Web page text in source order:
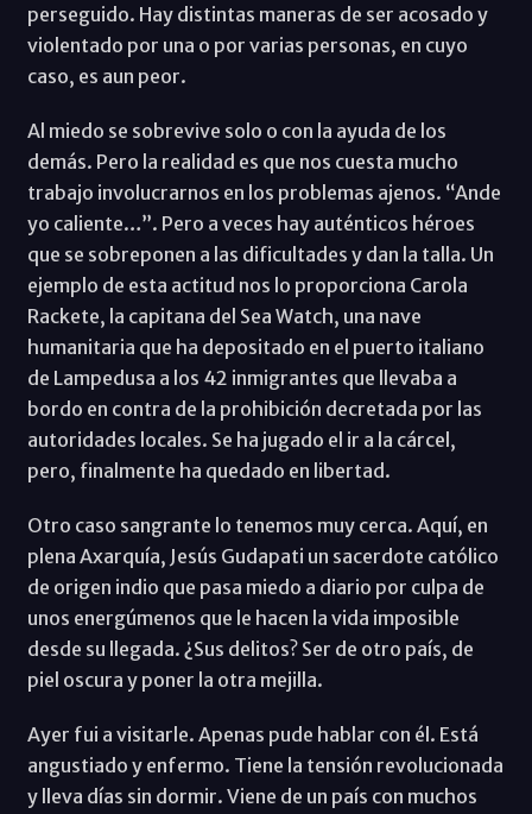
perseguido. Hay distintas maneras de ser acosado y
violentado por una o por varias personas, en cuyo
caso, es aun peor.
Al miedo se sobrevive solo o con la ayuda de los
demás. Pero la realidad es que nos cuesta mucho
trabajo involucrarnos en los problemas ajenos. “Ande
yo caliente…”. Pero a veces hay auténticos héroes
que se sobreponen a las dificultades y dan la talla. Un
ejemplo de esta actitud nos lo proporciona Carola
Rackete, la capitana del Sea Watch, una nave
humanitaria que ha depositado en el puerto italiano
de Lampedusa a los 42 inmigrantes que llevaba a
bordo en contra de la prohibición decretada por las
autoridades locales. Se ha jugado el ir a la cárcel,
pero, finalmente ha quedado en libertad.
Otro caso sangrante lo tenemos muy cerca. Aquí, en
plena Axarquía, Jesús Gudapati un sacerdote católico
de origen indio que pasa miedo a diario por culpa de
unos energúmenos que le hacen la vida imposible
desde su llegada. ¿Sus delitos? Ser de otro país, de
piel oscura y poner la otra mejilla.
Ayer fui a visitarle. Apenas pude hablar con él. Está
angustiado y enfermo. Tiene la tensión revolucionada
y lleva días sin dormir. Viene de un país con muchos